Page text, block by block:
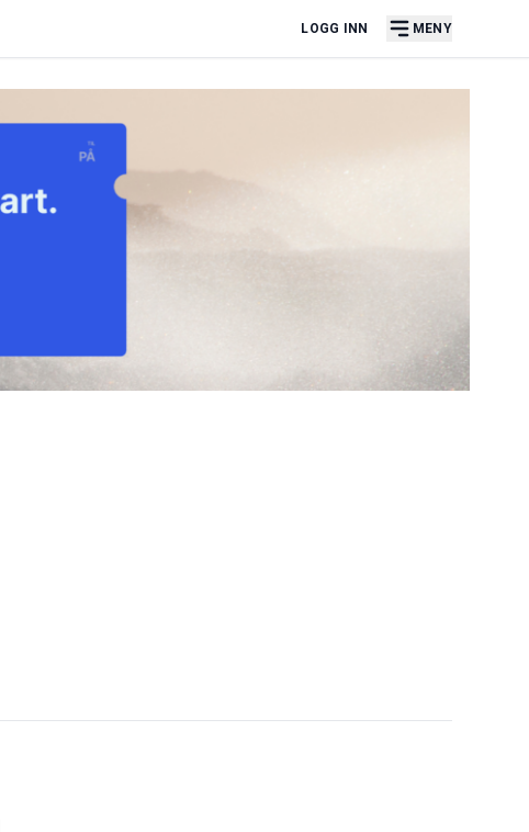
LOGG INN MENY